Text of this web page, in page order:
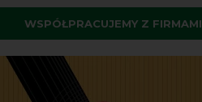
WSPÓŁPRACUJEMY Z FIRMAMI